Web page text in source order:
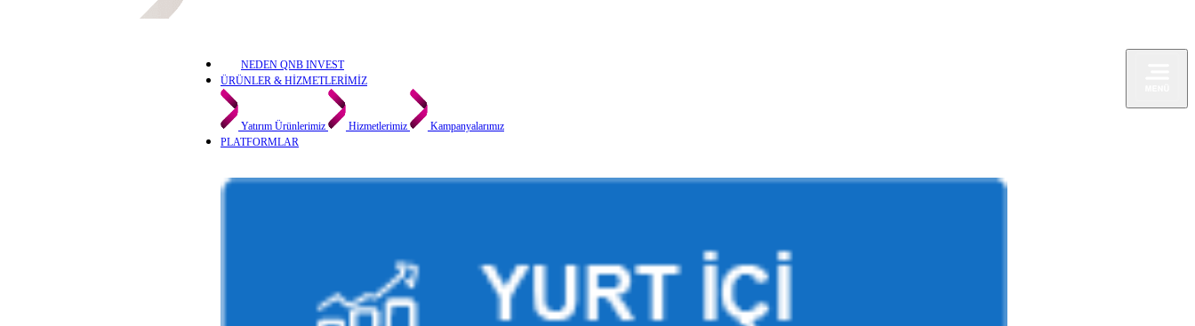
NEDEN QNB INVEST
ÜRÜNLER & HİZMETLERİMİZ
Yatırım Ürünlerimiz Hizmetlerimiz
Kampanyalarımız
PLATFORMLAR